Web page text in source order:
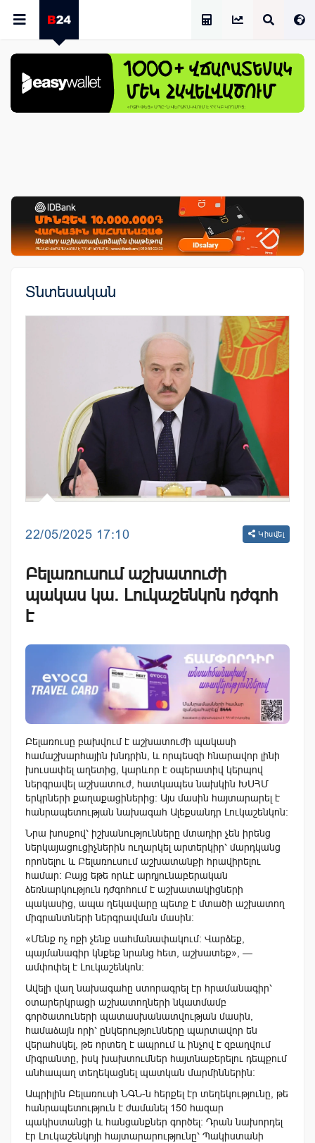
Տնտեսական
22/05/2025 17:10 Կիսվել
Բելառուսում աշխատուժի
պակաս կա. Լուկաշենկոն դժգոհ
է
Բելառուսը բախվում է աշխատուժի պակասի
համաշխարհային խնդրին, և որպեսզի հնարավոր լինի
խուսափել աղետից, կարևոր է օպերատիվ կերպով
ներգրավել աշխատուժ, հատկապես նախկին ԽՍՀՄ
երկրների քաղաքացիներից։ Այս մասին հայտարարել է
հանրապետության նախագահ Ալեքսանդր Լուկաշենկոն:
Նրա խոսքով՝ իշխանությունները մտադիր չեն իրենց
ներկայացուցիչներին ուղարկել արտերկիր՝ մարդկանց
որոնելու և Բելառուսում աշխատանքի հրավիրելու
համար։ Բայց եթե որևէ արդյունաբերական
ձեռնարկություն դժգոհում է աշխատակիցների
պակասից, ապա ղեկավարը պետք է մտածի աշխատող
միգրանտների ներգրավման մասին։
«Մենք ոչ ոքի չենք սահմանափակում։ Վարձեք,
պայմանագիր կնքեք նրանց հետ, աշխատեք», —
ամփոփել է Լուկաշենկոն։
Ավելի վաղ նախագահը ստորագրել էր հրամանագիր՝
օտարերկրացի աշխատողների նկատմամբ
գործատուների պատասխանատվության մասին,
համաձայն որի՝ ընկերությունները պարտավոր են
վերահսկել, թե որտեղ է ապրում և ինչով է զբաղվում
միգրանտը, իսկ խախտումներ հայտնաբերելու դեպքում
անհապաղ տեղեկացնել պատկան մարմիններին։
Ապրիլին Բելառուսի ՆԳՆ-ն հերքել էր տեղեկությունը, թե
հանրապետություն է ժամանել 150 հազար
պակիստանցի և հանցանքներ գործել։ Դրան նախորդել
էր Լուկաշենկոյի հայտարարությունը՝ Պակիստանի